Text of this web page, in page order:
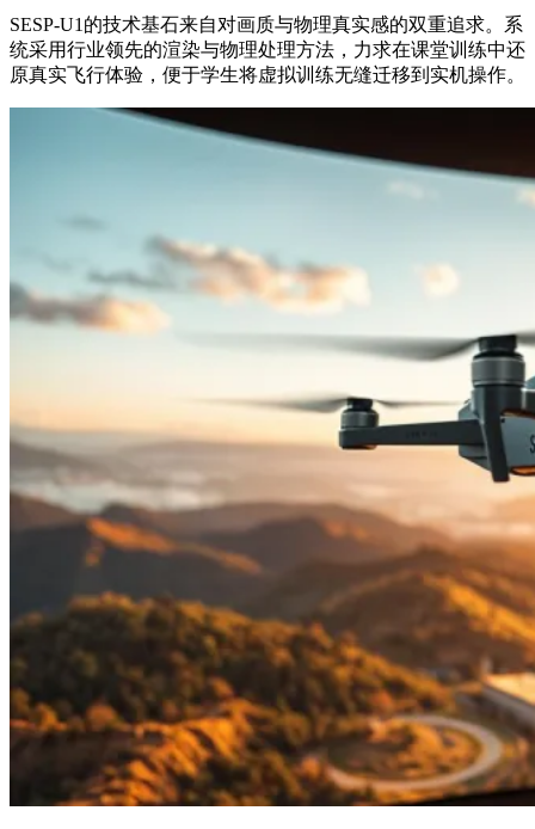
SESP-U1的技术基石来自对画质与物理真实感的双重追求。系
统采用行业领先的渲染与物理处理方法，力求在课堂训练中还
原真实飞行体验，便于学生将虚拟训练无缝迁移到实机操作。